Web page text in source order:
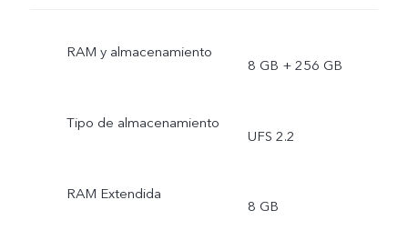
RAM y almacenamiento
8 GB + 256 GB
Tipo de almacenamiento
UFS 2.2
RAM Extendida
8 GB